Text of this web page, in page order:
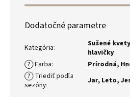
Dodatočné parametre
Kategória:
Sušené
hlavičky
? Farba: Prírodná,
? Triediť podľa
sezóny: Jar, Leto,